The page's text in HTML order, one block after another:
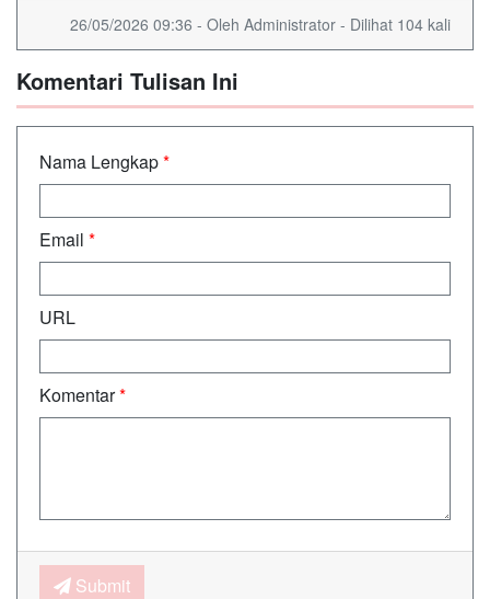
26/05/2026 09:36 - Oleh Administrator - Dilihat 104 kali
Komentari Tulisan Ini
Nama Lengkap*
Email *
URL
Komentar*
Submit